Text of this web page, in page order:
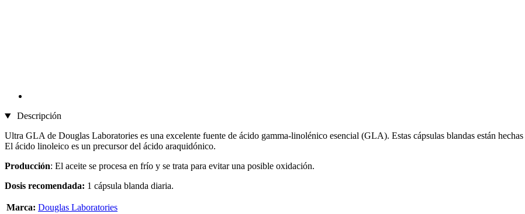
Descripción
Ultra GLA de Douglas Laboratories es una excelente fuente de ácido gamma-linolénico esencial (GLA). Estas cápsulas blandas están
El ácido linoleico es un precursor del ácido araquidónico.
Producción: El aceite se procesa en frío y se trata para evitar una posible oxidación.
Dosis recomendada: 1 cápsula blanda diaria.
Marca: Douglas Laboratories